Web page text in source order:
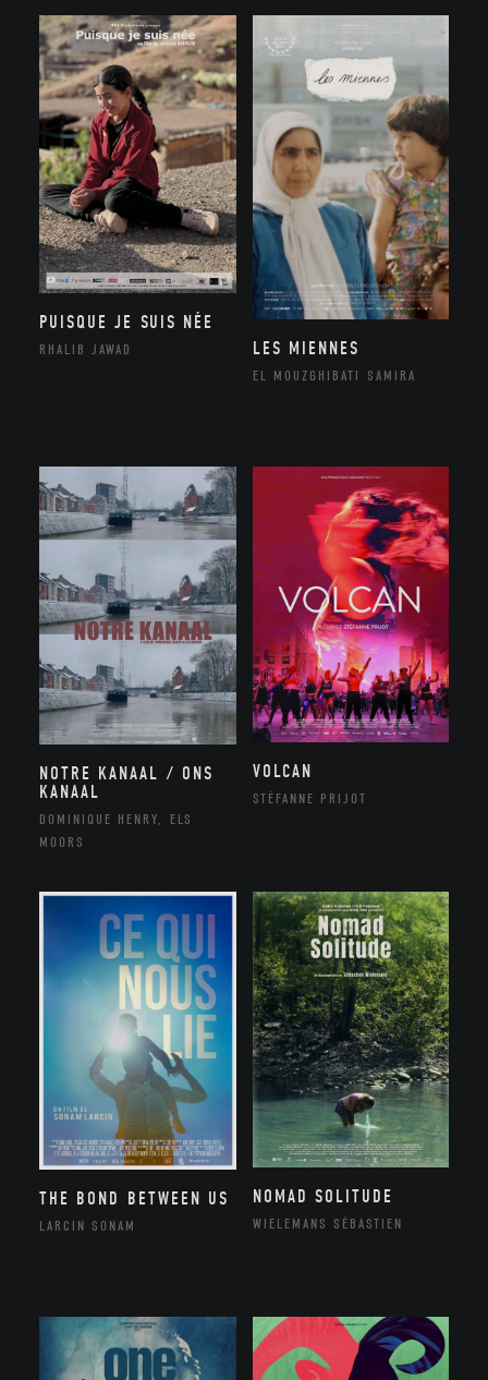
PUISQUE JE SUIS NÉE
RHALIB JAWAD LES MIENNES
EL MOUZGHIBATI SAMIRA
NOTRE KANAAL / ONS
KANAAL
DOMINIQUE HENRY, ELS
MOORS
VOLCAN
STÉFANNE PRIJOT
THE BOND BETWEEN US
LARCIN SONAM
NOMAD SOLITUDE
WIELEMANS SÉBASTIEN